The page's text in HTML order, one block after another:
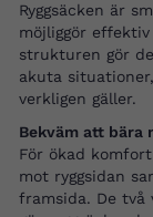
Ryggsäcken är
möjliggör
strukturen gör
akuta
verkligen gäller.
Bekväm att bära
För ökad
mot ryggsidan
framsida. De två